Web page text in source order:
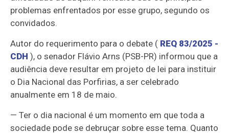
problemas enfrentados por esse grupo, segundo os
convidados.
Autor do requerimento para o debate ( REQ 83/2025 -
CDH ), o senador Flávio Arns (PSB-PR) informou que a
audiência deve resultar em projeto de lei para instituir
o Dia Nacional das Porfirias, a ser celebrado
anualmente em 18 de maio.
— Ter o dia nacional é um momento em que toda a
sociedade pode se debruçar sobre esse tema. Quanto